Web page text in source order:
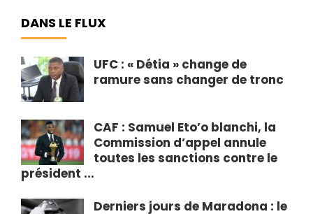
DANS LE FLUX
UFC : « Détia » change de
ramure sans changer de tronc
CAF : Samuel Eto’o blanchi, la
Commission d’appel annule
toutes les sanctions contre le
président ...
Derniers jours de Maradona : le